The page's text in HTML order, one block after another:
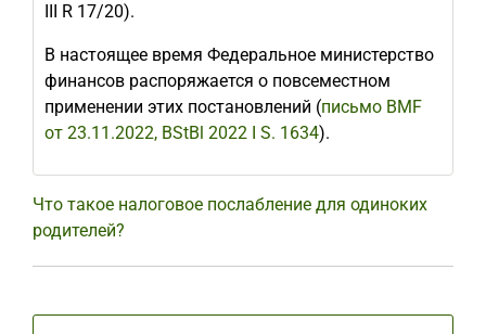
III R 17/20).
В настоящее время Федеральное министерство
финансов распоряжается о повсеместном
применении этих постановлений (письмо BMF
от 23.11.2022, BStBl 2022 I S. 1634).
Что такое налоговое послабление для одиноких
родителей?